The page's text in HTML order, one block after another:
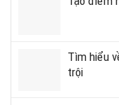
Tìm hiểu
trội